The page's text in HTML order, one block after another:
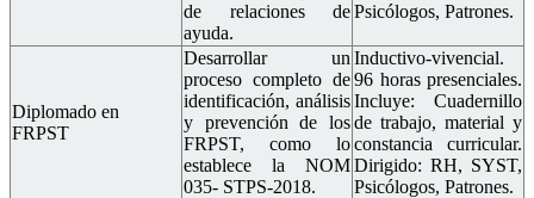
de relaciones de
ayuda.
Psicólogos, Patrones.
Diplomado en
FRPST
Desarrollar un
proceso completo de
identificación, análisis
y prevención de los
FRPST, como lo
establece la NOM
035- STPS-2018.
Inductivo-vivencial.
96 horas presenciales.
Incluye: Cuadernillo
de trabajo, material y
constancia curricular.
Dirigido: RH, SYST,
Psicólogos, Patrones.